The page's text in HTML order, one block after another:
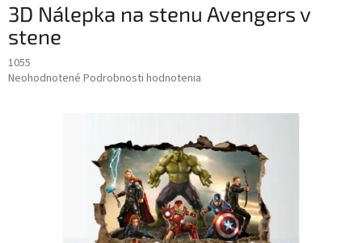
3D Nálepka na stenu Avengers v
stene
1055
Priemerné
Neohodnotené Podrobnosti hodnotenia